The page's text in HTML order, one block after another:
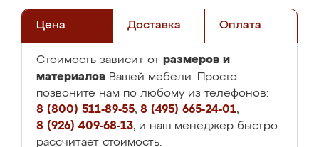
Цена Доставка Оплата
Стоимость зависит от размеров и
материалов Вашей мебели. Просто
позвоните нам по любому из телефонов:
8 (800) 511-89-55, 8 (495) 665-24-01,
8 (926) 409-68-13, и наш менеджер быстро
рассчитает стоимость.